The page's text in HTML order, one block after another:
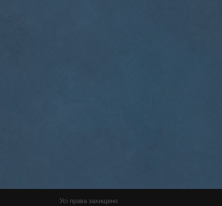
Усі права захищено